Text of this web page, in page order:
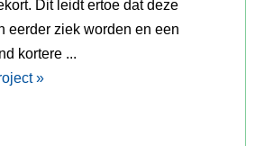
Dit leidt ertoe dat deze
eerder ziek worden en een
kortere ...
»